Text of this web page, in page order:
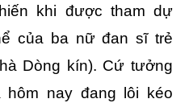
khi được tham dự
của ba nữ đan sĩ trẻ
Dòng kín). Cứ tưởng
nay đang lôi kéo